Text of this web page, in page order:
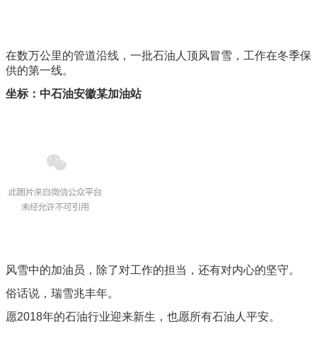
在数万公里的管道沿线，一批石油人顶风冒雪，工作在冬季保
供的第一线。
坐标：中石油安徽某加油站
风雪中的加油员，除了对工作的担当，还有对内心的坚守。
俗话说，瑞雪兆丰年。
愿2018年的石油行业迎来新生，也愿所有石油人平安。